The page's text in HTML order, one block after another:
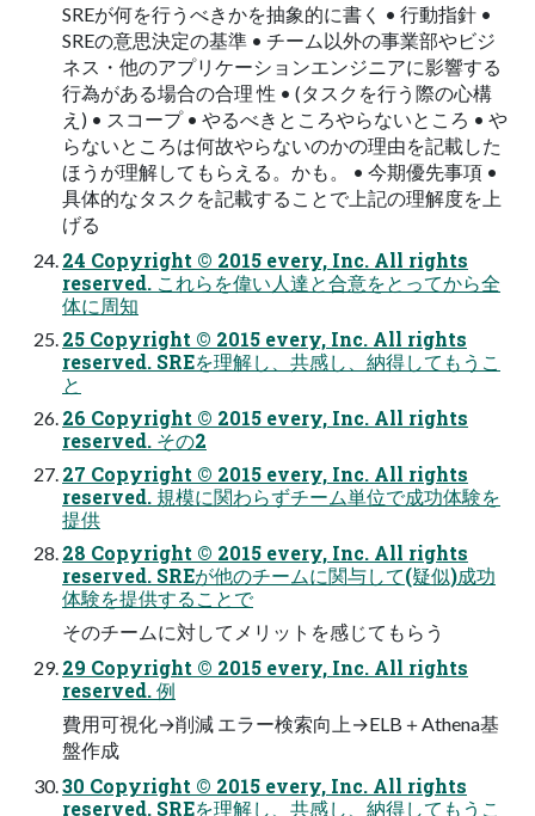
SREが何を行うべきかを抽象的に書く • 行動指針 •
SREの意思決定の基準 • チーム以外の事業部やビジ
ネス・他のアプリケーションエンジニアに影響する
行為がある場合の合理 性 • (タスクを行う際の心構
え) • スコープ • やるべきところやらないところ • や
らないところは何故やらないのかの理由を記載した
ほうが理解してもらえる。かも。 • 今期優先事項 •
具体的なタスクを記載することで上記の理解度を上
げる
24 Copyright © 2015 every, Inc. All rights
reserved. これらを偉い人達と合意をとってから全
体に周知
25 Copyright © 2015 every, Inc. All rights
reserved. SREを理解し、共感し、納得してもうこ
と
26 Copyright © 2015 every, Inc. All rights
reserved. その2
27 Copyright © 2015 every, Inc. All rights
reserved. 規模に関わらずチーム単位で成功体験を
提供
28 Copyright © 2015 every, Inc. All rights
reserved. SREが他のチームに関与して(疑似)成功
体験を提供することで
そのチームに対してメリットを感じてもらう
29 Copyright © 2015 every, Inc. All rights
reserved. 例
費用可視化→削減 エラー検索向上→ELB＋Athena基
盤作成
30 Copyright © 2015 every, Inc. All rights
reserved. SREを理解し、共感し、納得してもうこ